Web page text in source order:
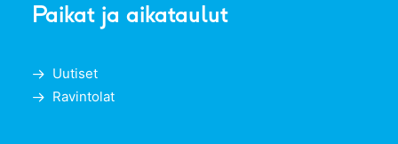
Paikat ja aikataulut
Uutiset
Ravintolat